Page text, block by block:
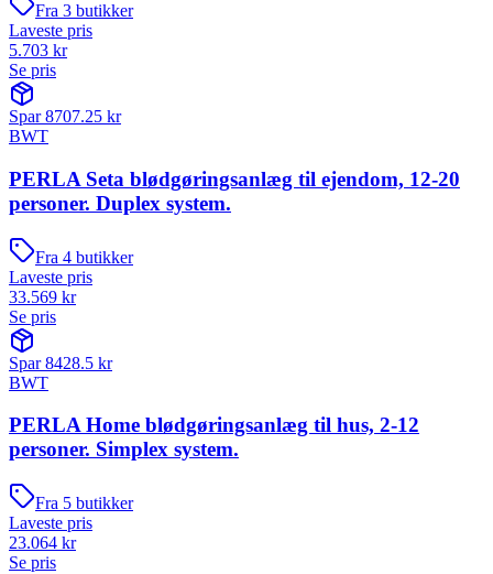
Fra 3 butikker
Laveste pris
5.703 kr
Se pris
Spar8707.25 kr
BWT
PERLA Seta blødgøringsanlæg til ejendom, 12-20
personer. Duplex system.
Fra 4 butikker
Laveste pris
33.569 kr
Se pris
Spar8428.5 kr
BWT
PERLA Home blødgøringsanlæg til hus, 2-12
personer. Simplex system.
Fra 5 butikker
Laveste pris
23.064 kr
Se pris